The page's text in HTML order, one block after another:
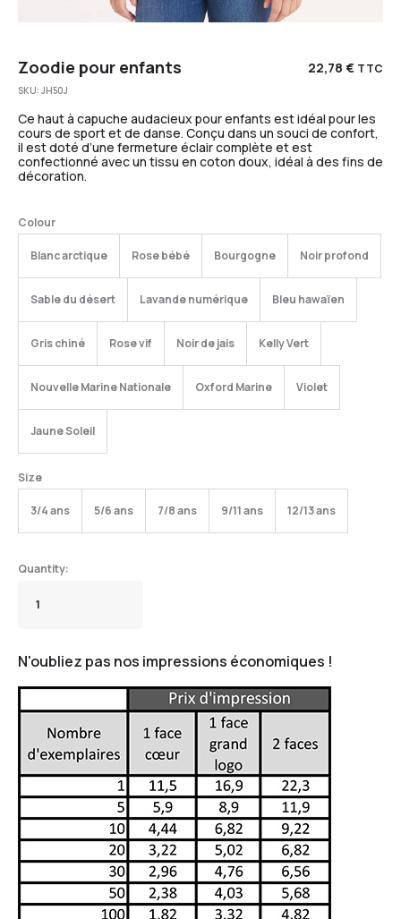
Zoodie pour enfants 22,78 € TTC
SKU:JH50J
Ce haut à capuche audacieux pour enfants est idéal pour les
cours de sport et de danse. Conçu dans un souci de confort,
il est doté d’une fermeture éclair complète et est
confectionné avec un tissu en coton doux, idéal à des fins de
décoration.
Colour
Blanc arctique Rose bébé Bourgogne Noir profond
Sable du désert Lavande numérique Bleu hawaïen
Gris chiné Rose vif Noir de jais Kelly Vert
Nouvelle Marine Nationale Oxford Marine Violet
Jaune Soleil
Size
3/4 ans 5/6 ans 7/8 ans 9/11 ans 12/13 ans
N'oubliez pas nos impressions économiques !